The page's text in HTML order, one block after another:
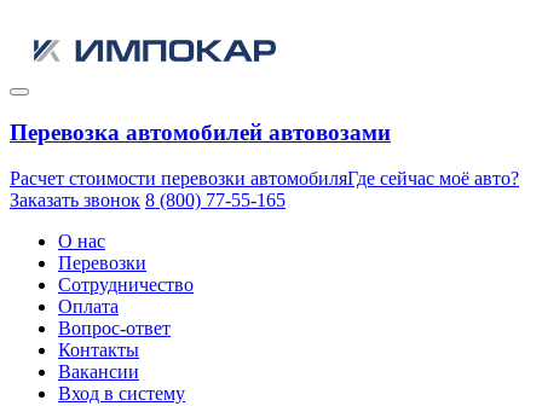
Перевозка автомобилей автовозами
Расчет стоимости перевозки автомобиляГде сейчас моё авто?
Заказать звонок 8 (800) 77-55-165
О нас
Перевозки
Сотрудничество
Оплата
Вопрос-ответ
Контакты
Вакансии
Вход в систему